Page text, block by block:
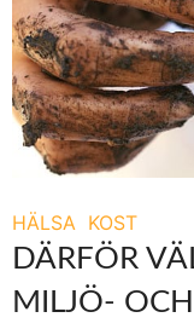
HÄLSA KOST
DÄRFÖR
MILJÖ-